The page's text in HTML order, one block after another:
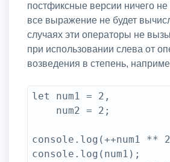
постфиксные версии ничего не
все выражение не будет
случаях эти операторы не
при использовании слева от
возведения в степень,
let num1 = 2,
    num2 = 2;
console.log(++num1
console.log(num1);